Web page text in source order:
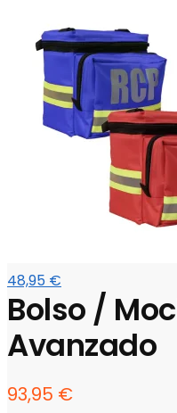
48,95 €
Bolso /
Avanzado
93,95 €